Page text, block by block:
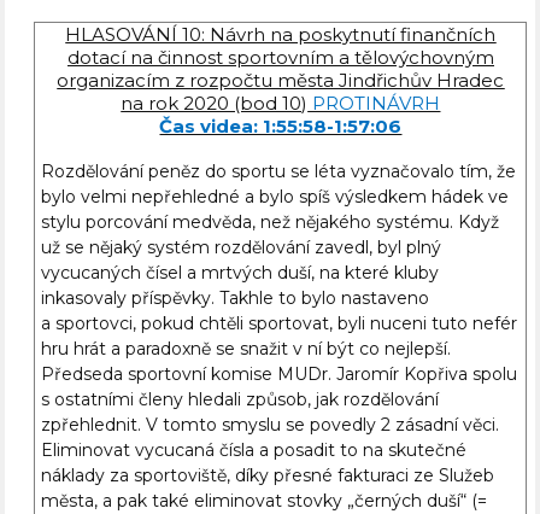
HLASOVÁNÍ 10: Návrh na poskytnutí finančních
dotací na činnost sportovním a tělovýchovným
organizacím z rozpočtu města Jindřichův Hradec
na rok 2020 (bod 10) PROTINÁVRH
Čas videa: 1:55:58-1:57:06
Rozdělování peněz do sportu se léta vyznačovalo tím, že
bylo velmi nepřehledné a bylo spíš výsledkem hádek ve
stylu porcování medvěda, než nějakého systému. Když
už se nějaký systém rozdělování zavedl, byl plný
vycucaných čísel a mrtvých duší, na které kluby
inkasovaly příspěvky. Takhle to bylo nastaveno
a sportovci, pokud chtěli sportovat, byli nuceni tuto nefér
hru hrát a paradoxně se snažit v ní být co nejlepší.
Předseda sportovní komise MUDr. Jaromír Kopřiva spolu
s ostatními členy hledali způsob, jak rozdělování
zpřehlednit. V tomto smyslu se povedly 2 zásadní věci.
Eliminovat vycucaná čísla a posadit to na skutečné
náklady za sportoviště, díky přesné fakturaci ze Služeb
města, a pak také eliminovat stovky „černých duší“ (=